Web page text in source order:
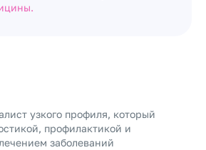
узкого профиля, который
профилактикой и
заболеваний